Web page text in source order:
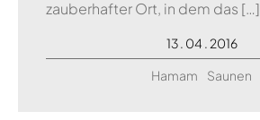
zauberhafter Ort, in dem das […]
13 . 04 . 2016
Hamam
Saunen